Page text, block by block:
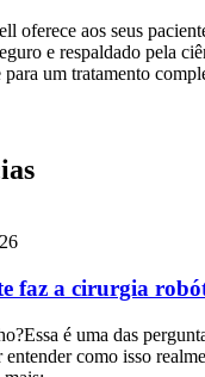
oferece aos seus
e respaldado pela
um tratamento
faz a cirurgia
é uma das
como isso